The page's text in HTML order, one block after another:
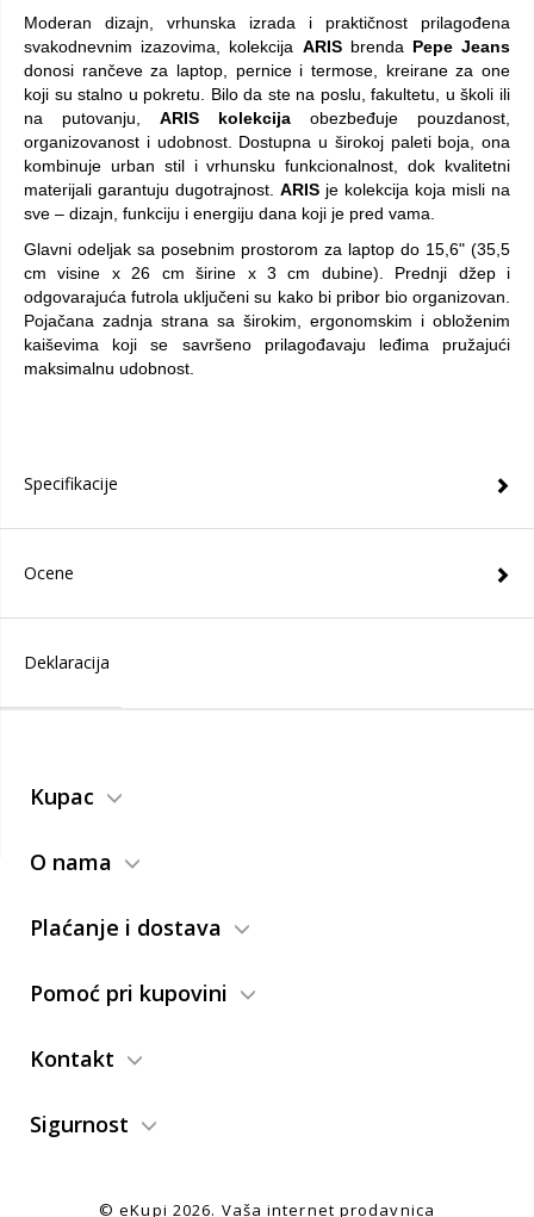
Moderan dizajn, vrhunska izrada i praktičnost prilagođena
svakodnevnim izazovima, kolekcija ARISbrenda Pepe Jeans
donosi rančeve za laptop, pernice i termose, kreirane za one
koji su stalno u pokretu. Bilo da ste na poslu, fakultetu, u školi ili
na putovanju, ARIS kolekcija obezbeđuje pouzdanost,
organizovanost i udobnost. Dostupna u širokoj paleti boja, ona
kombinuje urban stil i vrhunsku funkcionalnost, dok kvalitetni
materijali garantuju dugotrajnost. ARIS je kolekcija koja misli na
sve – dizajn, funkciju i energiju dana koji je pred vama.
Glavni odeljak sa posebnim prostorom za laptop do 15,6" (35,5
cm visine x 26 cm širine x 3 cm dubine). Prednji džep i
odgovarajuća futrola uključeni su kako bi pribor bio organizovan.
Pojačana zadnja strana sa širokim, ergonomskim i obloženim
kaiševima koji se savršeno prilagođavaju leđima pružajući
maksimalnu udobnost.
Specifikacije
Ocene
Deklaracija
Kupac
O nama
Plaćanje i dostava
Pomoć pri kupovini
Kontakt
Sigurnost
© eKupi 2026. Vaša internet prodavnica